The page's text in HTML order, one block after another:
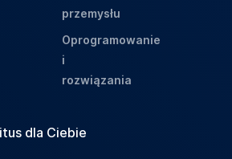
przemysłu
Oprogramowanie
i
rozwiązania
dla Ciebie